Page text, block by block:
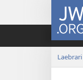
JW.ORG
Laebrari